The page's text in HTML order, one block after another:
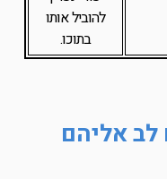
להוביל אותו
בתוכו.
לב אליהם